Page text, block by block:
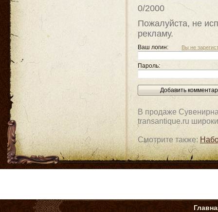
0/2000
Пожалуйста, не
рекламу.
Вы не
Ваш логин:
Пароль:
В продаже
transantique.ru
Смотрите также: